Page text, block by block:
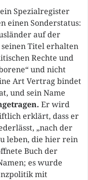
Spezialregister
einen Sonderstatus:
auf der
Titel erhalten
Rechte und
und nicht
Art Vertrag bindet
und sein Name
Er wird
erklärt, dass er
„nach der
leben, die hier rein
Buch der
es wurde
mit